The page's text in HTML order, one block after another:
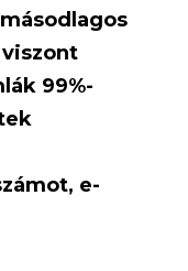
99%-
e-